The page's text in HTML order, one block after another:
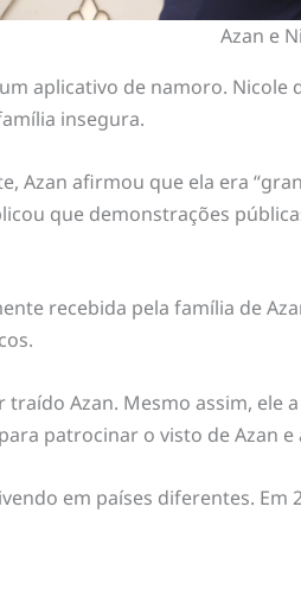
Azan e
aplicativo de namoro.
insegura.
Azan afirmou que ela era
que demonstrações
recebida pela família de
Azan. Mesmo assim, ele
patrocinar o visto de Azan
em países diferentes.